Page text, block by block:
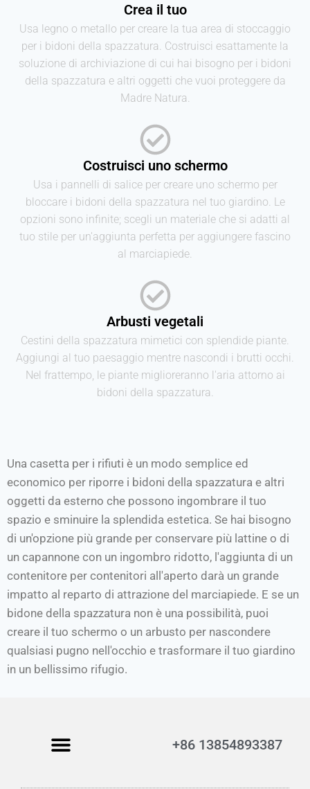
Crea il tuo
Usa legno o metallo per creare la tua area di stoccaggio
per i bidoni della spazzatura. Costruisci esattamente la
soluzione di archiviazione di cui hai bisogno per i bidoni
della spazzatura e altri oggetti che vuoi proteggere da
Madre Natura.
Costruisci uno schermo
Usa i pannelli di salice per creare uno schermo per
bloccare i bidoni della spazzatura nel tuo giardino. Le
opzioni sono infinite; scegli un materiale che si adatti al
tuo stile per un'aggiunta perfetta per aggiungere fascino
al marciapiede.
Arbusti vegetali
Cestini della spazzatura mimetici con splendide piante.
Aggiungi al tuo paesaggio mentre nascondi i brutti occhi.
Nel frattempo, le piante miglioreranno l'aria attorno ai
bidoni della spazzatura.
Una casetta per i rifiuti è un modo semplice ed
economico per riporre i bidoni della spazzatura e altri
oggetti da esterno che possono ingombrare il tuo
spazio e sminuire la splendida estetica. Se hai bisogno
di un'opzione più grande per conservare più lattine o di
un capannone con un ingombro ridotto, l'aggiunta di un
contenitore per contenitori all'aperto darà un grande
impatto al reparto di attrazione del marciapiede. E se un
bidone della spazzatura non è una possibilità, puoi
creare il tuo schermo o un arbusto per nascondere
qualsiasi pugno nell'occhio e trasformare il tuo giardino
in un bellissimo rifugio.
+86 13854893387